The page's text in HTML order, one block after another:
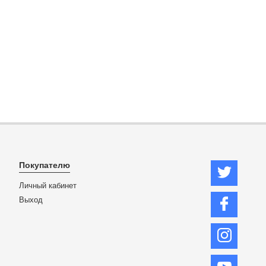
Покупателю
Личный кабинет
Выход